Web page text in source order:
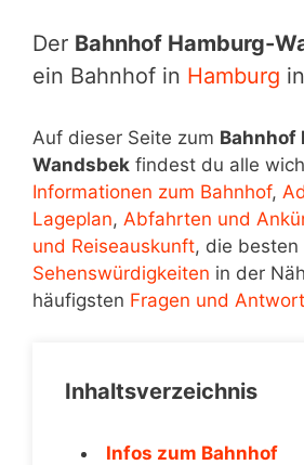
Der Bahnhof Hamburg-
ein Bahnhof in Hamburg in
Auf dieser Seite zum Bahnhof
Wandsbek findest du alle
Informationen zum Bahnhof,
Lageplan, Abfahrten und
und Reiseauskunft, die besten
Sehenswürdigkeiten in der
häufigsten Fragen und
Inhaltsverzeichnis
Infos zum Bahnhof